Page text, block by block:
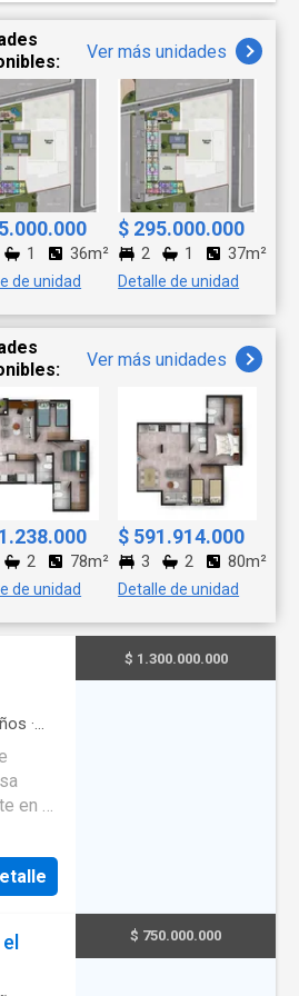
y
y
un
y
un
estas
de
Ver más unidades
1 36m²
de unidad
$ 295.000.000
2 1 37m²
Detalle de unidad
Ver más unidades
2 78m²
de unidad
$ 591.914.000
3 2 80m²
Detalle de unidad
·
·
en el
de tu
$ 1.300.000.000
$ 750.000.000